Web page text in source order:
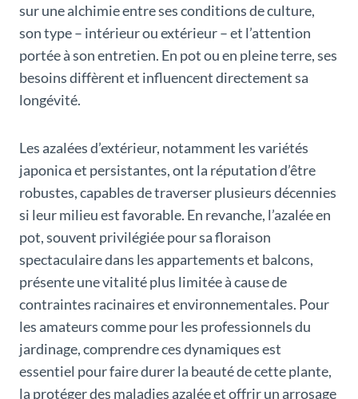
sur une alchimie entre ses conditions de culture,
son type – intérieur ou extérieur – et l’attention
portée à son entretien. En pot ou en pleine terre, ses
besoins diffèrent et influencent directement sa
longévité.
Les azalées d’extérieur, notamment les variétés
japonica et persistantes, ont la réputation d’être
robustes, capables de traverser plusieurs décennies
si leur milieu est favorable. En revanche, l’azalée en
pot, souvent privilégiée pour sa floraison
spectaculaire dans les appartements et balcons,
présente une vitalité plus limitée à cause de
contraintes racinaires et environnementales. Pour
les amateurs comme pour les professionnels du
jardinage, comprendre ces dynamiques est
essentiel pour faire durer la beauté de cette plante,
la protéger des maladies azalée et offrir un arrosage